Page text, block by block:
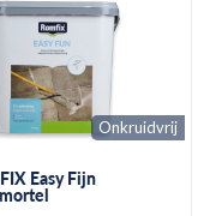
Onkruidvrij
Easy Fijn